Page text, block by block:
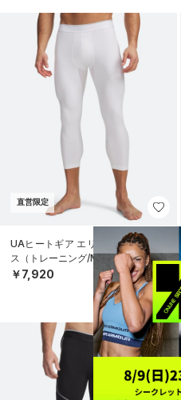
直営限定
UAヒートギア エリート 3/4 レギン
ス（トレーニング/MEN）
￥7,920